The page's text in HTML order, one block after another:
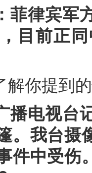
菲律宾军
目前正
解你提到
播电视台
。我台摄
件中受伤